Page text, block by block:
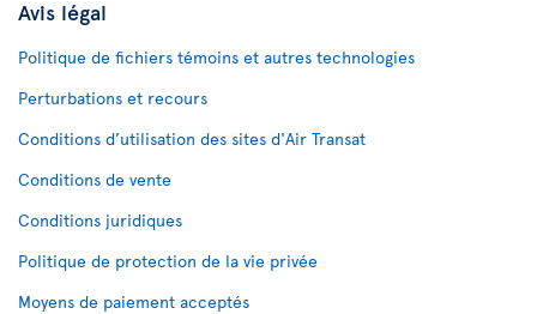
Avis légal
Politique de fichiers témoins et autres technologies
Perturbations et recours
Conditions d’utilisation des sites d'Air Transat
Conditions de vente
Conditions juridiques
Politique de protection de la vie privée
Moyens de paiement acceptés